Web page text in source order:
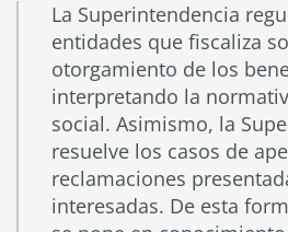
La Superintendencia
entidades que fiscaliza
otorgamiento de los
interpretando la
social. Asimismo, la
resuelve los casos de
reclamaciones
interesadas. De esta